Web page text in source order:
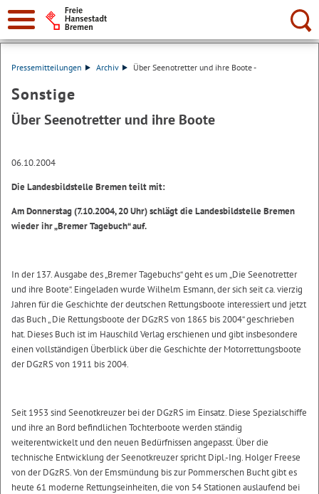
Suche:
Pressemitteilungen Archiv Über Seenotretter und ihre Boote -
Sonstige
Über Seenotretter und ihre Boote
06.10.2004
Die Landesbildstelle Bremen teilt mit:
Am Donnerstag (7.10.2004, 20 Uhr) schlägt die Landesbildstelle Bremen
wieder ihr „Bremer Tagebuch“ auf.
In der 137. Ausgabe des „Bremer Tagebuchs“ geht es um „Die Seenotretter
und ihre Boote“. Eingeladen wurde Wilhelm Esmann, der sich seit ca. vierzig
Jahren für die Geschichte der deutschen Rettungsboote interessiert und jetzt
das Buch „ Die Rettungsboote der DGzRS von 1865 bis 2004“ geschrieben
hat. Dieses Buch ist im Hauschild Verlag erschienen und gibt insbesondere
einen vollständigen Überblick über die Geschichte der Motorrettungsboote
der DGzRS von 1911 bis 2004.
Seit 1953 sind Seenotkreuzer bei der DGzRS im Einsatz. Diese Spezialschiffe
und ihre an Bord befindlichen Tochterboote werden ständig
weiterentwickelt und den neuen Bedürfnissen angepasst. Über die
technische Entwicklung der Seenotkreuzer spricht Dipl.-Ing. Holger Freese
von der DGzRS. Von der Emsmündung bis zur Pommerschen Bucht gibt es
heute 61 moderne Rettungseinheiten, die von 54 Stationen auslaufend bei